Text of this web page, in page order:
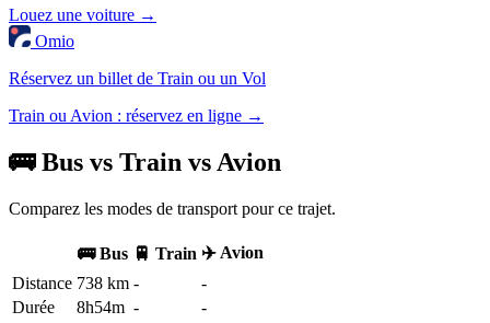
Louez une voiture →
Omio
Réservez un billet de Train ou un Vol
Train ou Avion : réservez en ligne →
🚌 Bus vs Train vs Avion
Comparez les modes de transport pour ce trajet.
🚌 Bus 🚆 Train ✈️ Avion
Distance 738 km -
-
Durée
8h54m -
-